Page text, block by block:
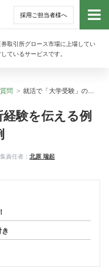
採用ご担当者様へ
取引所グロース市場に上場してい
ているサービスです。
トッ
問
験を伝える例
責任者： 北原 瑞起